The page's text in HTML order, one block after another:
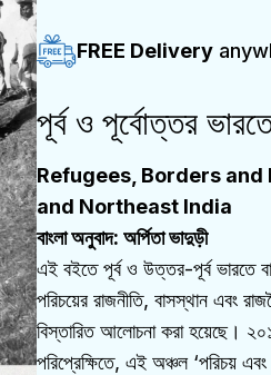
FREE Delivery
পূর্ব ও পূর্বোত্তর
Refugees, Borders
and Northeast India
বাংলা অনুবাদ: অর্পিতা ভাদুড়ী
এই বইতে পূর্ব ও উত্তর-পূর্ব ভারতে
পরিচয়ের রাজনীতি, বাসস্থান এবং
বিস্তারিত আলোচনা করা হয়েছে।
পরিপ্রেক্ষিতে, এই অঞ্চল ‘পরিচয়